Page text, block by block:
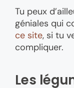
Tu peux
géniales qui
ce site, si tu
compliquer.
Les